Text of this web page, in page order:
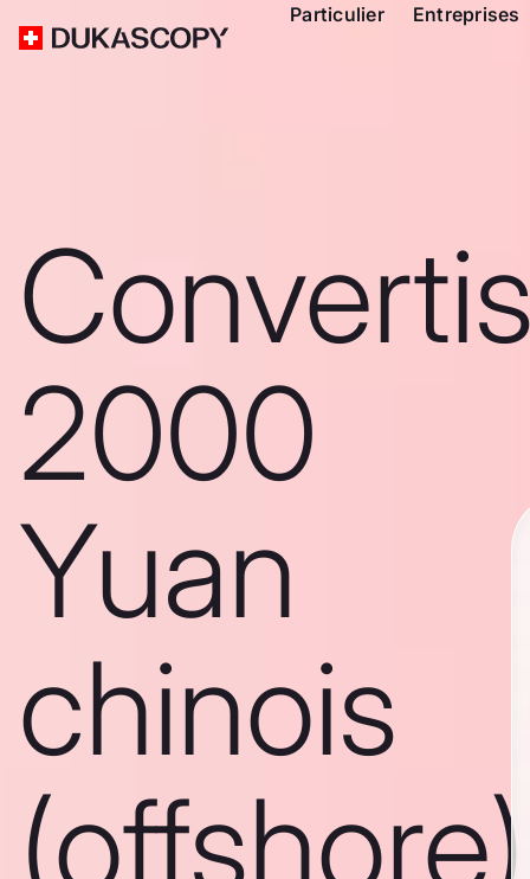
Particulier Entreprises
2000
Yuan
chinois
(offshore)